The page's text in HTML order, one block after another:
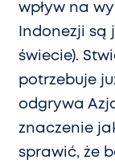
wpływ na
Indonezji są
świecie).
potrzebuje
odgrywa
znaczenie
sprawić, że